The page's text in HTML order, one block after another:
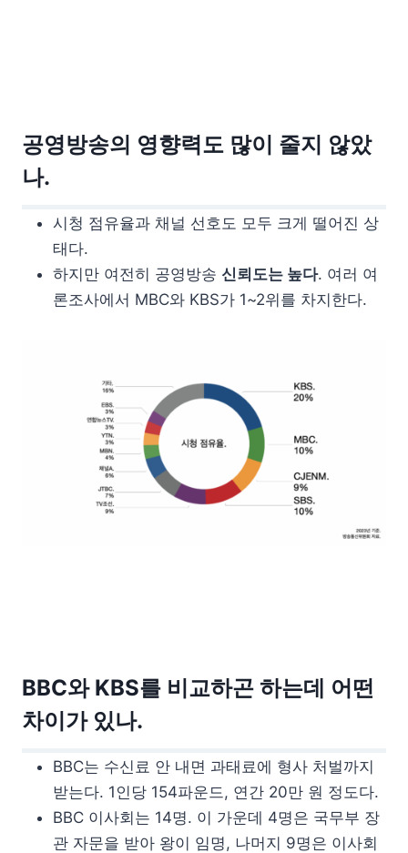
공영방송의 영향력도 많이 줄지 않았
나.
시청 점유율과 채널 선호도 모두 크게 떨어진 상
태다.
하지만 여전히 공영방송 신뢰도는 높다. 여러 여
론조사에서 MBC와 KBS가 1~2위를 차지한다.
BBC와 KBS를 비교하곤 하는데 어떤
차이가 있나.
BBC는 수신료 안 내면 과태료에 형사 처벌까지
받는다. 1인당 154파운드, 연간 20만 원 정도다.
BBC 이사회는 14명. 이 가운데 4명은 국무부 장
관 자문을 받아 왕이 임명, 나머지 9명은 이사회